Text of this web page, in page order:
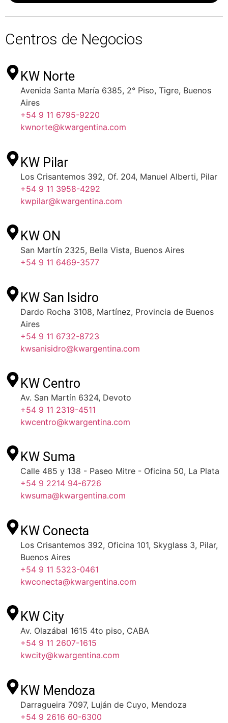
Centros de Negocios
KW Norte
Avenida Santa María 6385, 2° Piso, Tigre, Buenos
Aires
+54 9 11 6795-9220
kwnorte@kwargentina.com
KW Pilar
Los Crisantemos 392, Of. 204, Manuel Alberti, Pilar
+54 9 11 3958-4292
kwpilar@kwargentina.com
KW ON
San Martín 2325, Bella Vista, Buenos Aires
+54 9 11 6469-3577
KW San Isidro
Dardo Rocha 3108, Martínez, Provincia de Buenos
Aires
+54 9 11 6732-8723
kwsanisidro@kwargentina.com
KW Centro
Av. San Martín 6324, Devoto
+54 9 11 2319-4511
kwcentro@kwargentina.com
KW Suma
Calle 485 y 138 - Paseo Mitre - Oficina 50, La Plata
+54 9 2214 94-6726
kwsuma@kwargentina.com
KW Conecta
Los Crisantemos 392, Oficina 101, Skyglass 3, Pilar,
Buenos Aires
+54 9 11 5323-0461
kwconecta@kwargentina.com
KW City
Av. Olazábal 1615 4to piso, CABA
+54 9 11 2607-1615
kwcity@kwargentina.com
KW Mendoza
Darragueira 7097, Luján de Cuyo, Mendoza
+54 9 2616 60-6300